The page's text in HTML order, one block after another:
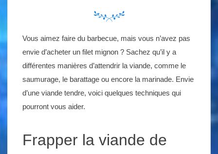
Vous aimez faire du barbecue, mais vous n’avez pas
envie d’acheter un filet mignon ? Sachez qu’il y a
différentes manières d’attendrir la viande, comme le
saumurage, le barattage ou encore la marinade. Envie
d’une viande tendre, voici quelques techniques qui
pourront vous aider.
Frapper la viande de